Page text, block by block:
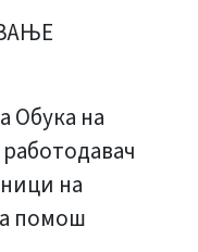
Обука на
на
помош